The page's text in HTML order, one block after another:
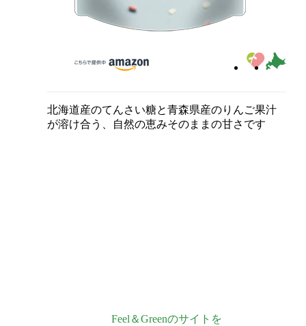
北海道産のてんさい糖と青森県産のりんご果汁
が溶け合う、自然の恵みそのままの甘さです
Feel＆Greenのサイトを